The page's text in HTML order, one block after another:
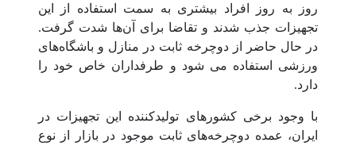
روز به روز افراد بیشتری به سمت استفاده از این
تجهیزات جذب شدند و تقاضا برای آن‌ها شدت گرفت.
در حال حاضر از دوچرخه ثابت در منازل و باشگاه‌های
ورزشی استفاده می شود و طرفداران خاص خود را
دارد.
با وجود برخی کشورهای تولیدکننده این تجهیزات در
ایران، عمده دوچرخه‌های ثابت موجود در بازار از نوع